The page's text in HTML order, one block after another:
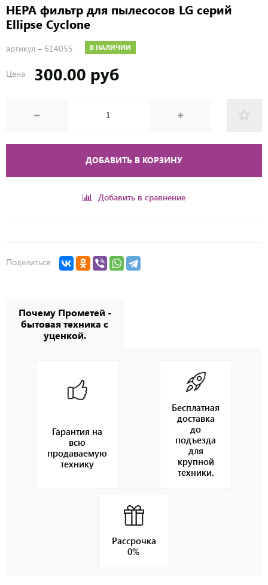
НЕРА фильтр для пылесосов LG серий
Ellipse Cyclone
артикул – 614055 В НАЛИЧИИ
Цена 300.00 руб
ДОБАВИТЬ В КОРЗИНУ
Добавить в сравнение
Поделиться
Почему Прометей -
бытовая техника с
уценкой.
Гарантия на
всю
продаваемую
технику
Бесплатная
доставка
до
подъезда
для
крупной
техники.
Рассрочка
0%